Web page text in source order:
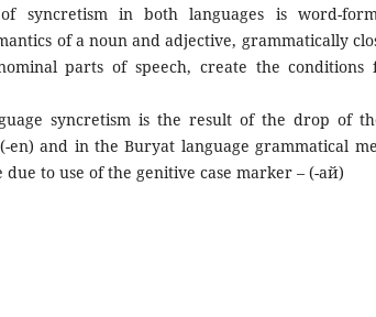
of syncretism in both languages is word-
of a noun and adjective, grammatically
parts of speech, create the
syncretism is the result of the drop of
en) and in the Buryat language grammatical
due to use of the genitive case marker – (-aй)